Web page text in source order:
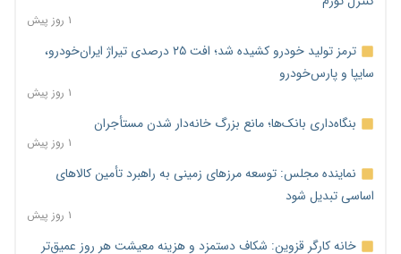
۱ روز پیش
ترمز تولید خودرو کشیده شد؛ افت ۲۵ درصدی تیراژ ایران‌خودرو،
سایپا و پارس‌خودرو
۱ روز پیش
بنگاه‌داری بانک‌ها؛ مانع بزرگ خانه‌دار شدن مستأجران
۱ روز پیش
نماینده مجلس: توسعه مرزهای زمینی به راهبرد تأمین کالاهای
اساسی تبدیل شود
۱ روز پیش
خانه کارگر قزوین: شکاف دستمزد و هزینه معیشت هر روز عمیق‌تر